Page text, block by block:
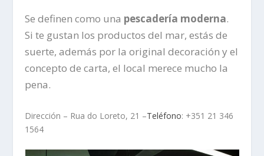
Se definen como una pescadería moderna.
Si te gustan los productos del mar, estás de
suerte, además por la original decoración y el
concepto de carta, el local merece mucho la
pena.
Dirección – Rua do Loreto, 21 –Teléfono: +351 21 346
1564